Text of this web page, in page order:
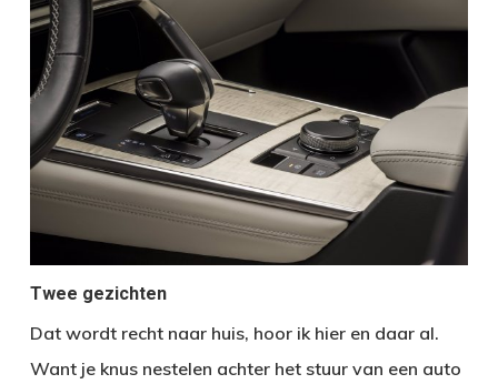
Twee gezichten
Dat wordt recht naar huis, hoor ik hier en daar al.
Want je knus nestelen achter het stuur van een auto